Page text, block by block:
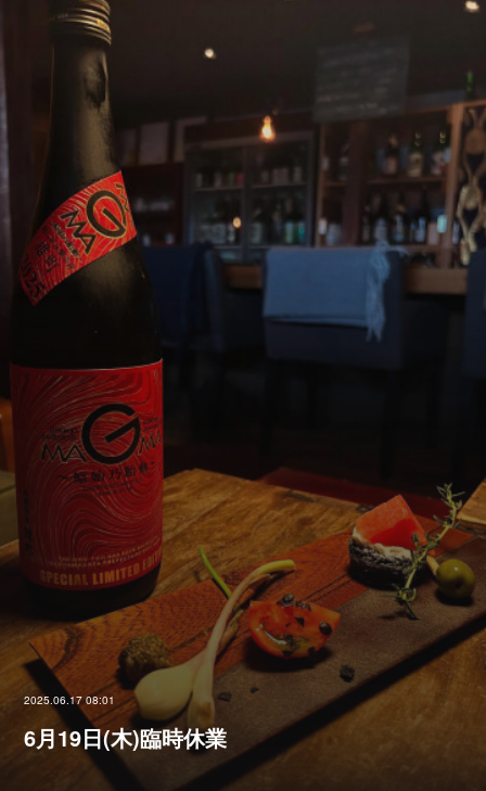
2025.06.17 08:01
6月19日(木)臨時休業